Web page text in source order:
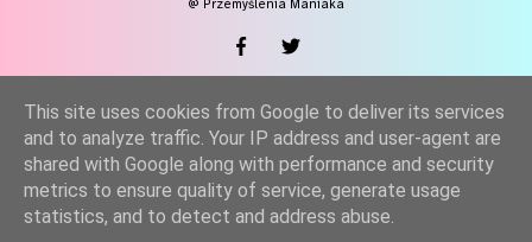
@ Przemyślenia Maniaka
This site uses cookies from Google to deliver its services
and to analyze traffic. Your IP address and user-agent are
shared with Google along with performance and security
metrics to ensure quality of service, generate usage
statistics, and to detect and address abuse.